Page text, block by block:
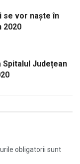
se vor naşte în
2020
Spitalul Județean
obligatorii sunt